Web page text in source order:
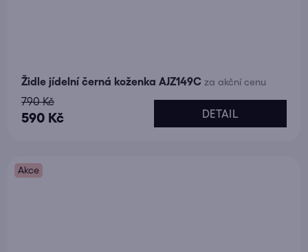
Židle jídelní černá koženka AJZ149C za akční cenu
590 Kč
790 Kč
DETAIL
Akce